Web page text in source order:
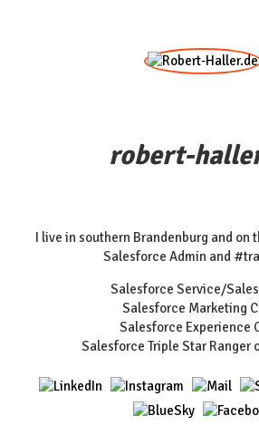
robert-
I live in southern Brandenburg and on
Salesforce Admin and
Salesforce Service/
Salesforce Marketing
Salesforce Experience
Salesforce Triple Star Ranger